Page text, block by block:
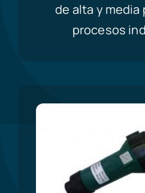
de alta y media
procesos